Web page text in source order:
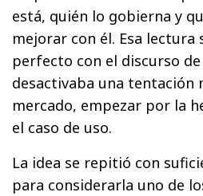
está, quién lo gobierna y
mejorar con él. Esa lectura
perfecto con el discurso
desactivaba una tentación
mercado, empezar por la
el caso de uso.
La idea se repitió con
para considerarla uno de